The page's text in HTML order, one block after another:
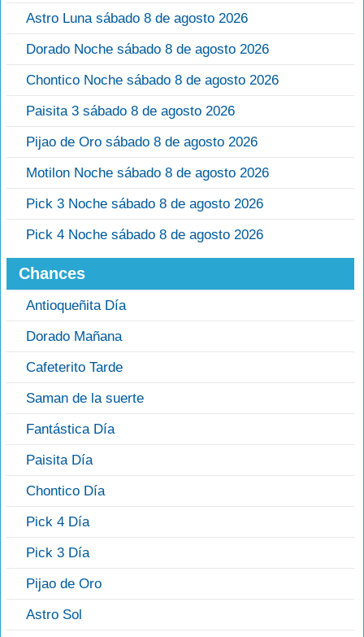
Astro Luna sábado 8 de agosto 2026
Dorado Noche sábado 8 de agosto 2026
Chontico Noche sábado 8 de agosto 2026
Paisita 3 sábado 8 de agosto 2026
Pijao de Oro sábado 8 de agosto 2026
Motilon Noche sábado 8 de agosto 2026
Pick 3 Noche sábado 8 de agosto 2026
Pick 4 Noche sábado 8 de agosto 2026
Chances
Antioqueñita Día
Dorado Mañana
Cafeterito Tarde
Saman de la suerte
Fantástica Día
Paisita Día
Chontico Día
Pick 4 Día
Pick 3 Día
Pijao de Oro
Astro Sol